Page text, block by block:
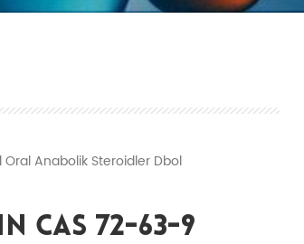
Anabolik Steroidler Dbol
CAS 72-63-9